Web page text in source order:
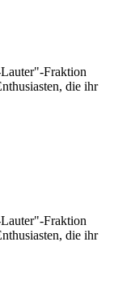
Fraktion
die ihr
Fraktion
die ihr